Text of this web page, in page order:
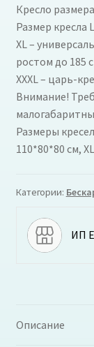
Кресло
Размер кресла
XL –
ростом до 185
XXXL – царь-
Внимание!
Размеры
110*80*80 см,
Категории:
ИП
Описание